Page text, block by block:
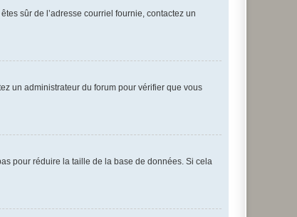
sûr de l’adresse courriel fournie, contactez un
un administrateur du forum pour vérifier que vous
pour réduire la taille de la base de données. Si cela